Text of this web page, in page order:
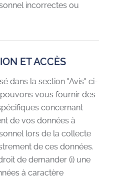
incorrectes ou
ET ACCÈS
dans la section "Avis" ci-
vous fournir des
concernant
de vos données à
lors de la collecte
de ces données.
de demander (i) une
à caractère